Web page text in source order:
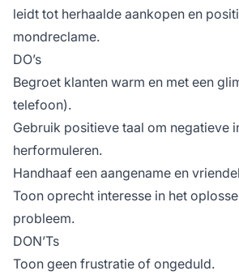
leidt tot herhaalde aankopen en
mondreclame.
DO’s
Begroet klanten warm en met een
telefoon).
Gebruik positieve taal om negatieve
herformuleren.
Handhaaf een aangename en
Toon oprecht interesse in het
probleem.
DON’Ts
Toon geen frustratie of ongeduld.